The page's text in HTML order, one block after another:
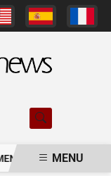
DO SR. MARCELO
MENU